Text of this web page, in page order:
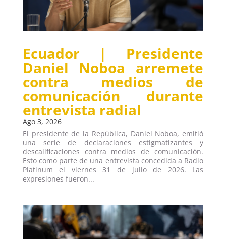
Ecuador | Presidente
Daniel Noboa arremete
contra medios de
comunicación durante
entrevista radial
Ago 3, 2026
El presidente de la República, Daniel Noboa, emitió
una serie de declaraciones estigmatizantes y
descalificaciones contra medios de comunicación.
Esto como parte de una entrevista concedida a Radio
Platinum el viernes 31 de julio de 2026. Las
expresiones fueron...